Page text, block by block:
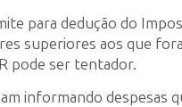
para dedução do
superiores aos que
pode ser tentador.
informando despesas